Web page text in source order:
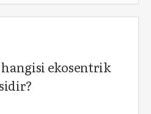
ekosentrik